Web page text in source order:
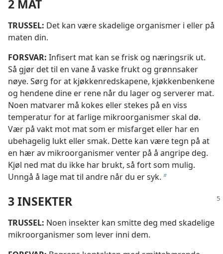
2 MAT
TRUSSEL: Det kan være skadelige organismer i eller på
maten din.
FORSVAR: Infisert mat kan se frisk og næringsrik ut.
Så gjør det til en vane å vaske frukt og grønnsaker
nøye. Sørg for at kjøkkenredskapene, kjøkkenbenkene
og hendene dine er rene når du lager og serverer mat.
Noen matvarer må kokes eller stekes på en viss
temperatur for at farlige mikroorganismer skal dø.
Vær på vakt mot mat som er misfarget eller har en
ubehagelig lukt eller smak. Dette kan være tegn på at
en hær av mikroorganismer venter på å angripe deg.
Kjøl ned mat du ikke har brukt, så fort som mulig.
Unngå å lage mat til andre når du er syk. b
3 INSEKTER
TRUSSEL: Noen insekter kan smitte deg med skadelige
mikroorganismer som lever inni dem.